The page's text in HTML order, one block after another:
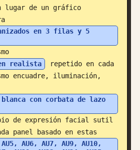
de un gráfico
en 3 filas y 5
realista
repetido en cada
encuadre, iluminación,
con corbata de lazo
de expresión facial sutil
panel basado en estas
AU6, AU7, AU9, AU10,